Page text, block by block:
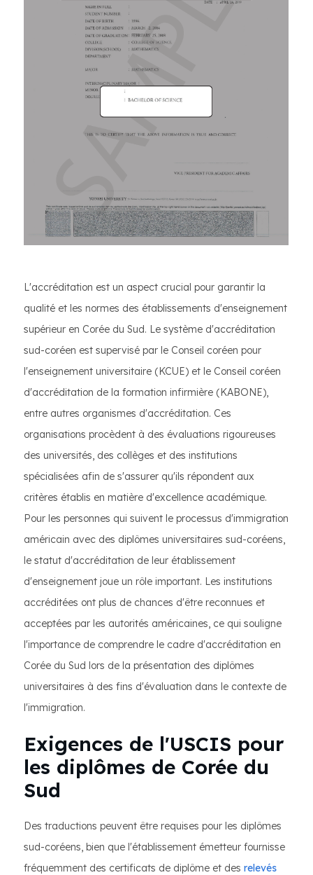
L'accréditation est un aspect crucial pour garantir la
qualité et les normes des établissements d'enseignement
supérieur en Corée du Sud. Le système d'accréditation
sud-coréen est supervisé par le Conseil coréen pour
l'enseignement universitaire (KCUE) et le Conseil coréen
d'accréditation de la formation infirmière (KABONE),
entre autres organismes d'accréditation. Ces
organisations procèdent à des évaluations rigoureuses
des universités, des collèges et des institutions
spécialisées afin de s'assurer qu'ils répondent aux
critères établis en matière d'excellence académique.
Pour les personnes qui suivent le processus d'immigration
américain avec des diplômes universitaires sud-coréens,
le statut d'accréditation de leur établissement
d'enseignement joue un rôle important. Les institutions
accréditées ont plus de chances d'être reconnues et
acceptées par les autorités américaines, ce qui souligne
l'importance de comprendre le cadre d'accréditation en
Corée du Sud lors de la présentation des diplômes
universitaires à des fins d'évaluation dans le contexte de
l'immigration.
Exigences de l'USCIS pour
les diplômes de Corée du
Sud
Des traductions peuvent être requises pour les diplômes
sud-coréens, bien que l'établissement émetteur fournisse
fréquemment des certificats de diplôme et des relevés